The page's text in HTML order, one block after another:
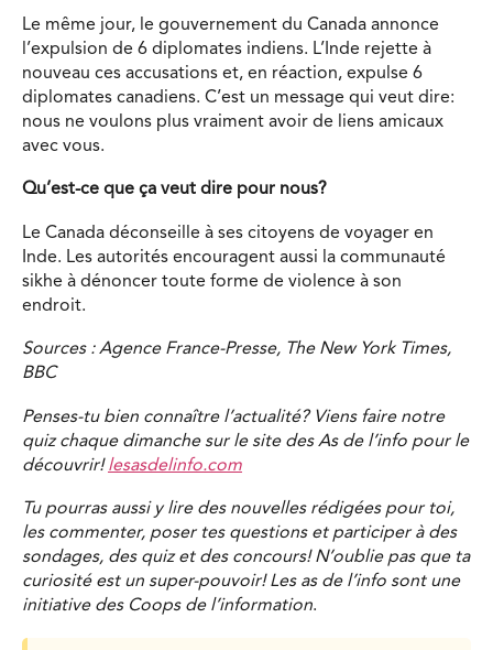
Le même jour, le gouvernement du Canada annonce
l’expulsion de 6 diplomates indiens. L’Inde rejette à
nouveau ces accusations et, en réaction, expulse 6
diplomates canadiens. C’est un message qui veut dire:
nous ne voulons plus vraiment avoir de liens amicaux
avec vous.
Qu’est-ce que ça veut dire pour nous?
Le Canada déconseille à ses citoyens de voyager en
Inde. Les autorités encouragent aussi la communauté
sikhe à dénoncer toute forme de violence à son
endroit.
Sources : Agence France-Presse, The New York Times,
BBC
Penses-tu bien connaître l’actualité? Viens faire notre
quiz chaque dimanche sur le site des As de l’info pour le
découvrir!lesasdelinfo.com
Tu pourras aussi y lire des nouvelles rédigées pour toi,
les commenter, poser tes questions et participer à des
sondages, des quiz et des concours! N’oublie pas que ta
curiosité est un super-pouvoir! Les as de l’info sont une
initiative des Coops de l’information.